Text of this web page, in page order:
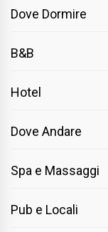
Dove Dormire
B&B
Hotel
Dove Andare
Spa e Massaggi
Pub e Locali